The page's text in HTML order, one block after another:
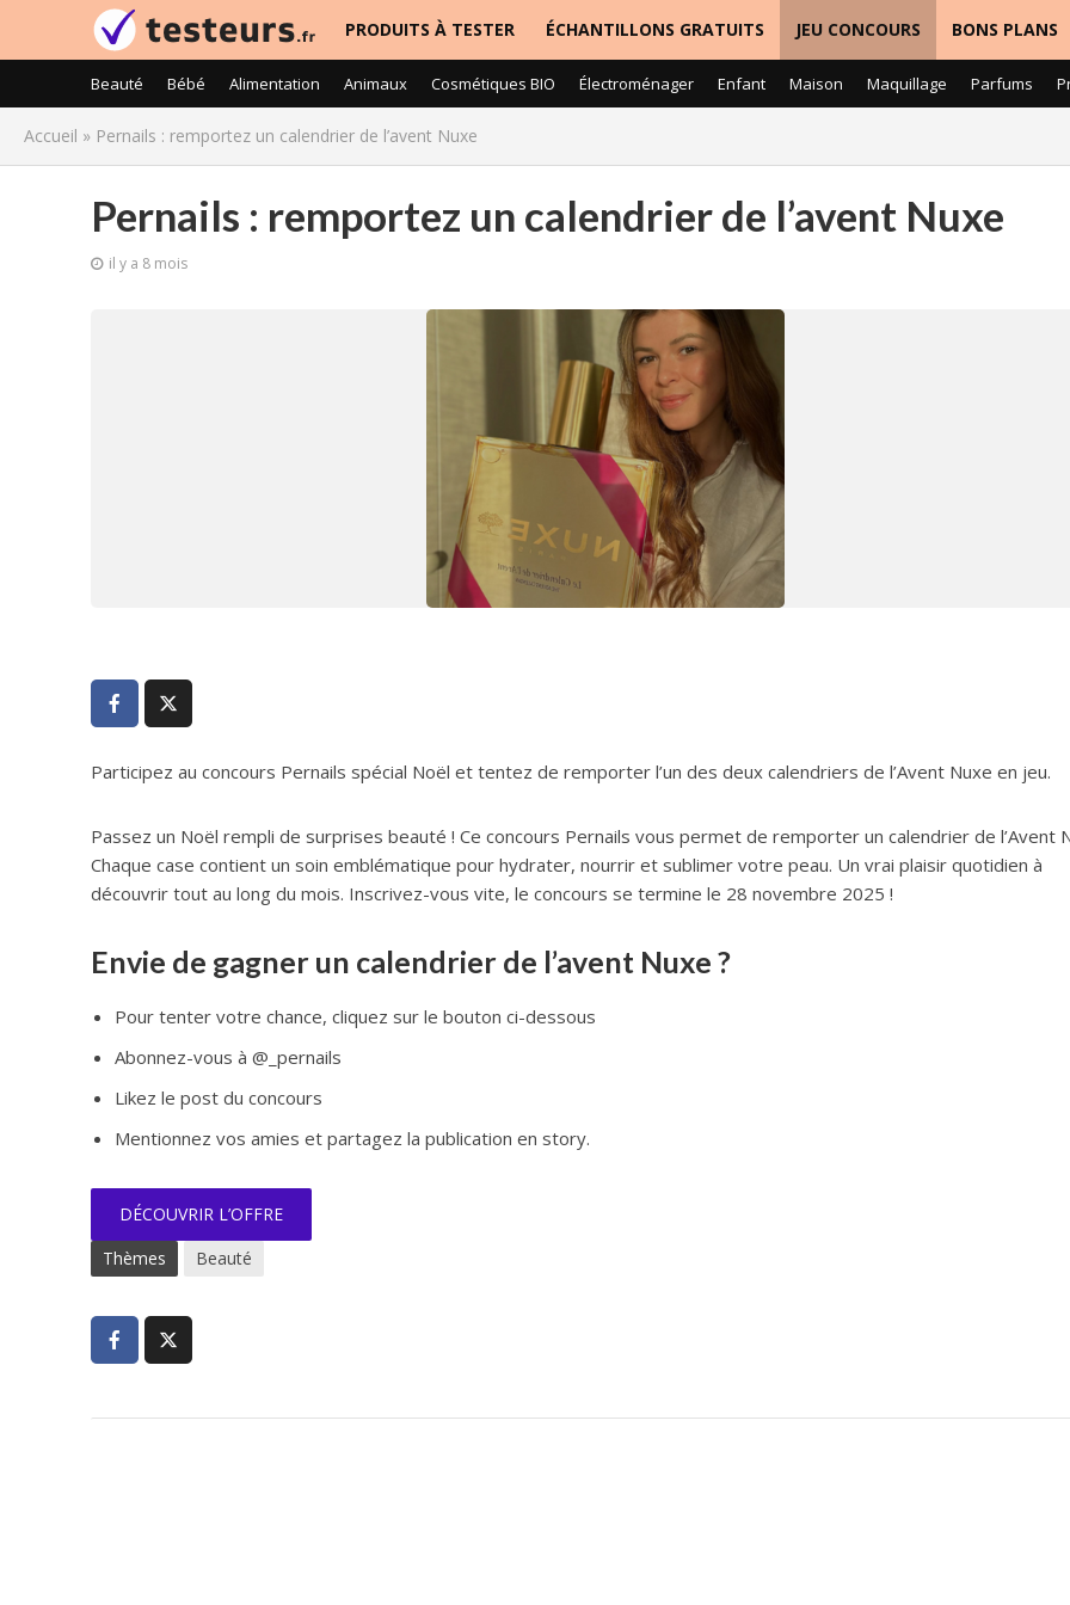
PRODUITS À TESTER ÉCHANTILLONS GRATUITS JEU CONCOURS BONS PLANS
Beauté Bébé Alimentation Animaux Cosmétiques BIO Électroménager Enfant Maison Maquillage Parfums
Accueil » Pernails : remportez un calendrier de l’avent Nuxe
Pernails : remportez un calendrier de l’avent Nuxe
il y a 8 mois
Participez au concours Pernails spécial Noël et tentez de remporter l’un des deux calendriers de l’Avent Nuxe en jeu.
Passez un Noël rempli de surprises beauté ! Ce concours Pernails vous permet de remporter un calendrier de l’Avent
Chaque case contient un soin emblématique pour hydrater, nourrir et sublimer votre peau. Un vrai plaisir quotidien à
découvrir tout au long du mois. Inscrivez-vous vite, le concours se termine le 28 novembre 2025 !
Envie de gagner un calendrier de l’avent Nuxe ?
Pour tenter votre chance, cliquez sur le bouton ci-dessous
Abonnez-vous à @_pernails
Likez le post du concours
Mentionnez vos amies et partagez la publication en story.
DÉCOUVRIR L’OFFRE
Thèmes
Beauté